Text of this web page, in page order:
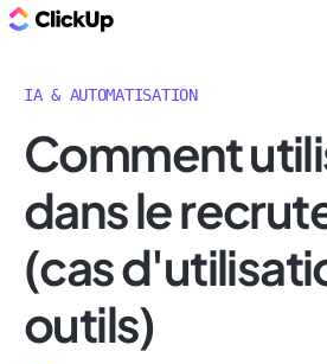
IA & AUTOMATISATION
Comment
dans le
(cas
outils)